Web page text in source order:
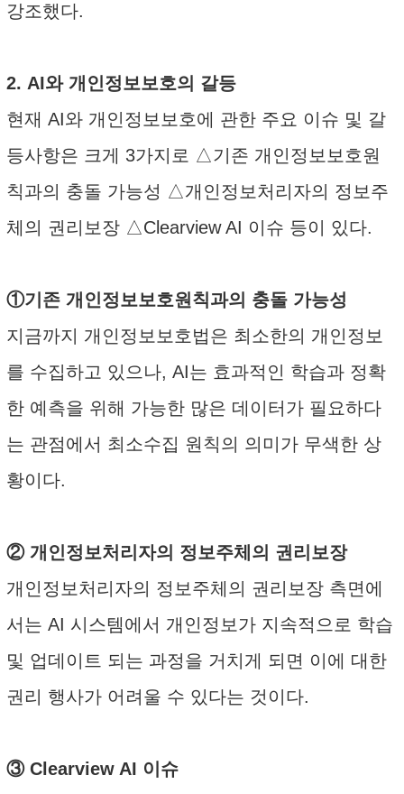
강조했다.
2. AI와 개인정보보호의 갈등
현재 AI와 개인정보보호에 관한 주요 이슈 및 갈
등사항은 크게 3가지로 △기존 개인정보보호원
칙과의 충돌 가능성 △개인정보처리자의 정보주
체의 권리보장 △Clearview AI 이슈 등이 있다.
①기존 개인정보보호원칙과의 충돌 가능성
지금까지 개인정보보호법은 최소한의 개인정보
를 수집하고 있으나, AI는 효과적인 학습과 정확
한 예측을 위해 가능한 많은 데이터가 필요하다
는 관점에서 최소수집 원칙의 의미가 무색한 상
황이다.
② 개인정보처리자의 정보주체의 권리보장
개인정보처리자의 정보주체의 권리보장 측면에
서는 AI 시스템에서 개인정보가 지속적으로 학습
및 업데이트 되는 과정을 거치게 되면 이에 대한
권리 행사가 어려울 수 있다는 것이다.
③ Clearview AI 이슈